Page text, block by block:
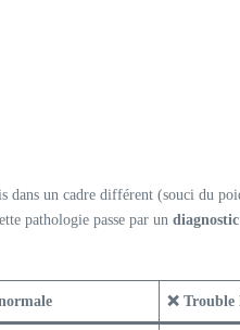
dans un cadre différent (souci du
pathologie passe par un diagnostic
❌ Trouble